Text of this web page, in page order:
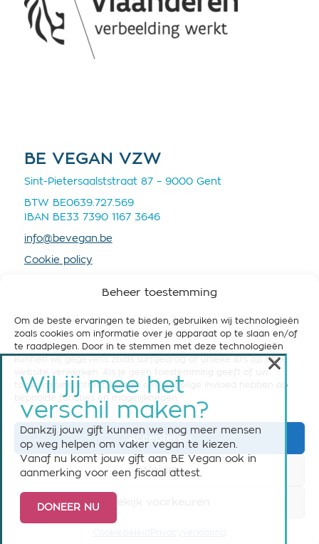
Beheer toestemming
Om de beste ervaringen te bieden, gebruiken wij technologieën
zoals cookies om informatie over je apparaat op te slaan en/of
te raadplegen. Door in te stemmen met deze technologieën
kunnen wij gegevens zoals surfgedrag of unieke ID's op deze
toestemming intrekt, kan dit een nadelige invloed hebben op
bepaalde functies en mogelijkheden.
Accepteren
Weiger
BE VEGAN VZW
Sint-Pietersaalststraat 87 – 9000 Gent
BTW BE0639.727.569
IBAN BE33 7390 1167 3646
info@bevegan.be
Cookie policy
STEUN BE VEGAN
Help ons om België vegan-friendly te maken! Steun
ons nu met een maandelijkse of eenmalige gift.
Steun BE Vegan
Wil jij mee het
verschil maken?
Dankzij jouw gift kunnen we nog meer mensen
op weg helpen om vaker vegan te kiezen.
Vanaf nu komt jouw gift aan BE Vegan ook in
aanmerking voor een fiscaal attest.
DONEER NU
×